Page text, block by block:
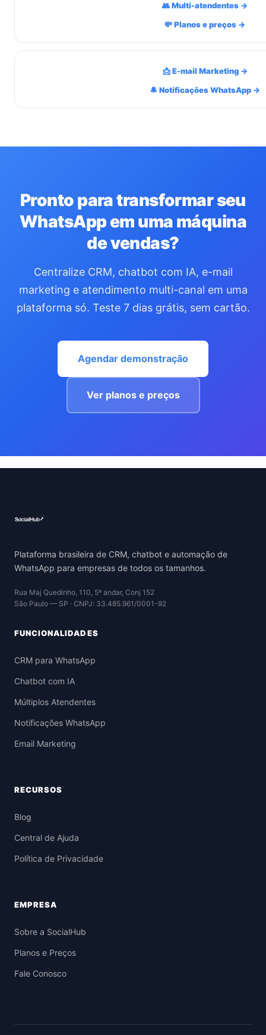
👥 Multi-atendentes →
💸 Planos e preços →
📩 E-mail Marketing →
🔔 Notificações WhatsApp →
Pronto para transformar seu
WhatsApp em uma máquina
de vendas?
Centralize CRM, chatbot com IA, e-mail
marketing e atendimento multi-canal em uma
plataforma só. Teste 7 dias grátis, sem cartão.
Agendar demonstração
Ver planos e preços
Plataforma brasileira de CRM, chatbot e automação de
WhatsApp para empresas de todos os tamanhos.
Rua Maj Quedinho, 110, 5º andar, Conj 152
São Paulo — SP · CNPJ: 33.485.961/0001-92
FUNCIONALIDADES
CRM para WhatsApp
Chatbot com IA
Múltiplos Atendentes
Notificações WhatsApp
Email Marketing
RECURSOS
Blog
Central de Ajuda
Política de Privacidade
EMPRESA
Sobre a SocialHub
Planos e Preços
Fale Conosco